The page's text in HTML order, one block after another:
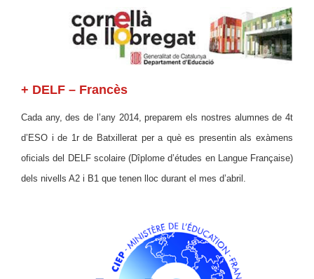
+ DELF – Francès
Cada any, des de l’any 2014, preparem els nostres alumnes de 4t
d’ESO i de 1r de Batxillerat per a què es presentin als exàmens
oficials del DELF scolaire (Dîplome d’études en Langue Française)
dels nivells A2 i B1 que tenen lloc durant el mes d’abril.